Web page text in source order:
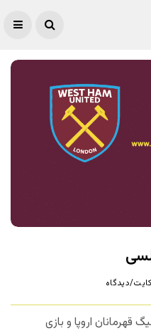
دیدگاه
قهرمانان اروپا و بازی